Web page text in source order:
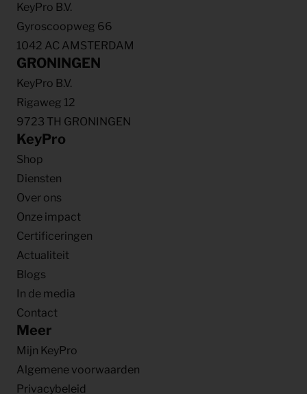
KeyPro B.V.
Gyroscoopweg 66
1042 AC AMSTERDAM
GRONINGEN
KeyPro B.V.
Rigaweg 12
9723 TH GRONINGEN
KeyPro
Shop
Diensten
Over ons
Onze impact
Certificeringen
Actualiteit
Blogs
In de media
Contact
Meer
Mijn KeyPro
Algemene voorwaarden
Privacybeleid